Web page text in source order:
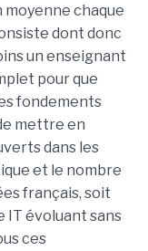
chaque
dont donc
un enseignant
pour que
fondements
mettre en
dans les
et le nombre
français, soit
IT évoluant sans
ces